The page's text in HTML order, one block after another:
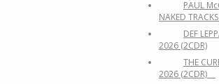
PAUL
NAKED
DEF
2026 (2CDR)
THE
2026 (2CDR)